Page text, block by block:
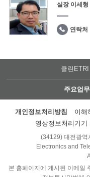
실장 이세형
연락처
클린ETRI
주요업
개인정보처리방침 이해
영상정보처리기기
(34129) 대전광역
Electronics and
본 홈페이지에 게시된 이메일